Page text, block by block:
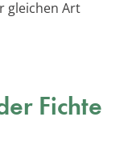
gleichen Art
Fichte